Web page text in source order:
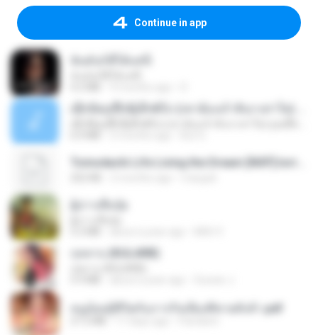
Continue in app
กุหลาบ (KULARB)
หนูน้อยสู้ชีวิตกับภารกิจเลี้ยงพี่ชายทั้งห้า.pdf